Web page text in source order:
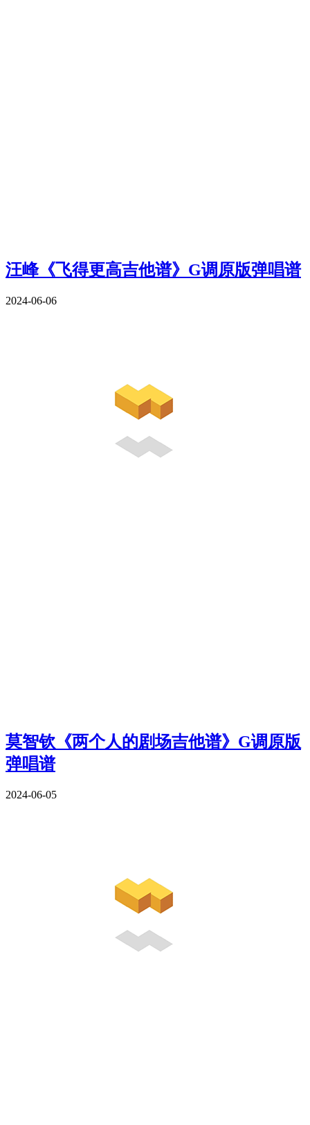
汪峰《飞得更高吉他谱》G调原版弹唱谱
2024-06-06
莫智钦《两个人的剧场吉他谱》G调原版
弹唱谱
2024-06-05